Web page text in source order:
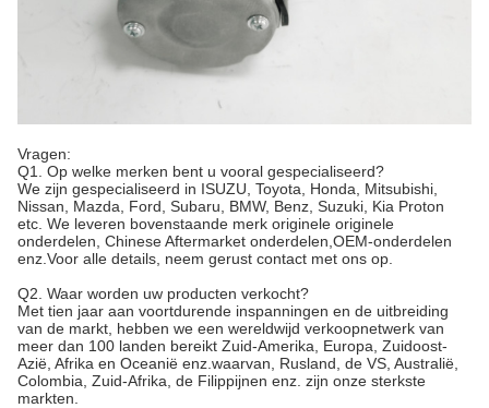
Vragen:
Q1. Op welke merken bent u vooral gespecialiseerd?
We zijn gespecialiseerd in ISUZU, Toyota, Honda, Mitsubishi,
Nissan, Mazda, Ford, Subaru, BMW, Benz, Suzuki, Kia Proton
etc. We leveren bovenstaande merk originele originele
onderdelen, Chinese Aftermarket onderdelen,OEM-onderdelen
enz.Voor alle details, neem gerust contact met ons op.
Q2. Waar worden uw producten verkocht?
Met tien jaar aan voortdurende inspanningen en de uitbreiding
van de markt, hebben we een wereldwijd verkoopnetwerk van
meer dan 100 landen bereikt Zuid-Amerika, Europa, Zuidoost-
Azië, Afrika en Oceanië enz.waarvan, Rusland, de VS, Australië,
Colombia, Zuid-Afrika, de Filippijnen enz. zijn onze sterkste
markten.